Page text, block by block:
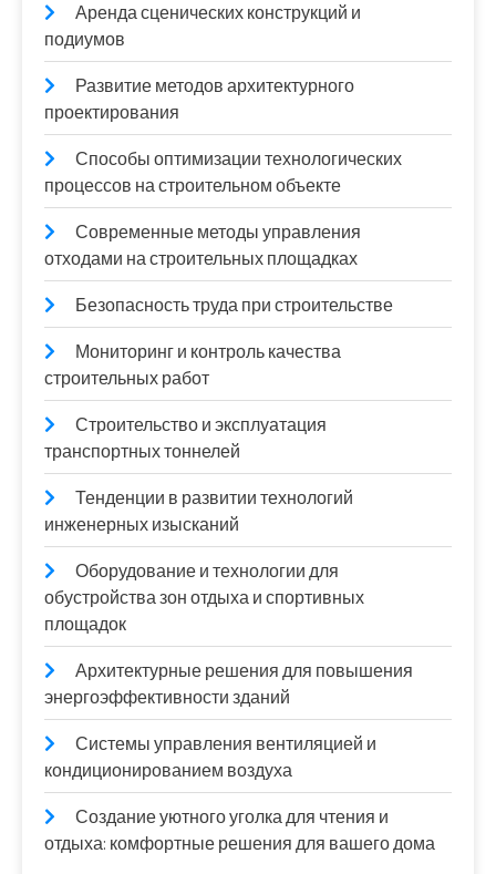
Аренда сценических конструкций и
подиумов
Развитие методов архитектурного
проектирования
Способы оптимизации технологических
процессов на строительном объекте
Современные методы управления
отходами на строительных площадках
Безопасность труда при строительстве
Мониторинг и контроль качества
строительных работ
Строительство и эксплуатация
транспортных тоннелей
Тенденции в развитии технологий
инженерных изысканий
Оборудование и технологии для
обустройства зон отдыха и спортивных
площадок
Архитектурные решения для повышения
энергоэффективности зданий
Системы управления вентиляцией и
кондиционированием воздуха
Создание уютного уголка для чтения и
отдыха: комфортные решения для вашего дома